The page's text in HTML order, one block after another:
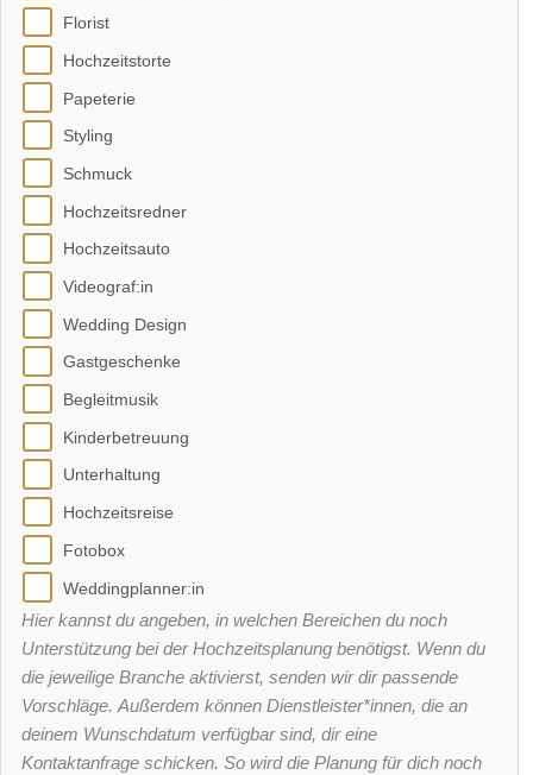
Florist
Hochzeitstorte
Papeterie
Styling
Schmuck
Hochzeitsredner
Hochzeitsauto
Videograf:in
Wedding Design
Gastgeschenke
Begleitmusik
Kinderbetreuung
Unterhaltung
Hochzeitsreise
Fotobox
Weddingplanner:in
Hier kannst du angeben, in welchen Bereichen du noch
Unterstützung bei der Hochzeitsplanung benötigst. Wenn du
die jeweilige Branche aktivierst, senden wir dir passende
Vorschläge. Außerdem können Dienstleister*innen, die an
deinem Wunschdatum verfügbar sind, dir eine
Kontaktanfrage schicken. So wird die Planung für dich noch